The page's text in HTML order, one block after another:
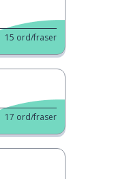
15 ord/fraser
17 ord/fraser